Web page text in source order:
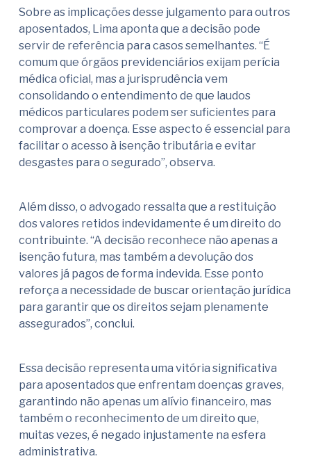
Sobre as implicações desse julgamento para outros
aposentados, Lima aponta que a decisão pode
servir de referência para casos semelhantes. “É
comum que órgãos previdenciários exijam perícia
médica oficial, mas a jurisprudência vem
consolidando o entendimento de que laudos
médicos particulares podem ser suficientes para
comprovar a doença. Esse aspecto é essencial para
facilitar o acesso à isenção tributária e evitar
desgastes para o segurado”, observa.
Além disso, o advogado ressalta que a restituição
dos valores retidos indevidamente é um direito do
contribuinte. “A decisão reconhece não apenas a
isenção futura, mas também a devolução dos
valores já pagos de forma indevida. Esse ponto
reforça a necessidade de buscar orientação jurídica
para garantir que os direitos sejam plenamente
assegurados”, conclui.
Essa decisão representa uma vitória significativa
para aposentados que enfrentam doenças graves,
garantindo não apenas um alívio financeiro, mas
também o reconhecimento de um direito que,
muitas vezes, é negado injustamente na esfera
administrativa.